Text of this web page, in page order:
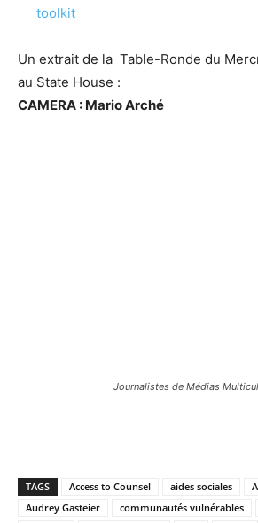
toolkit
Un extrait de la Table-Ronde du
au State House :
CAMERA : Mario Arché
Journalistes de Médias
TAGS Access to Counsel aides sociales
Audrey Gasteier
communautés vulnérables